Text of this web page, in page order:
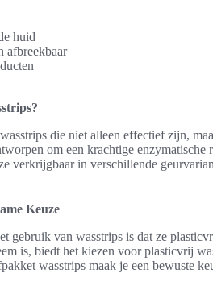
huid
afbreekbaar
die niet alleen effectief zijn,
om een krachtige enzymatische
verkrijgbaar in verschillende
Keuze
gebruik van wasstrips is dat ze
is, biedt het kiezen voor plasticvrij
wasstrips maak je een bewuste